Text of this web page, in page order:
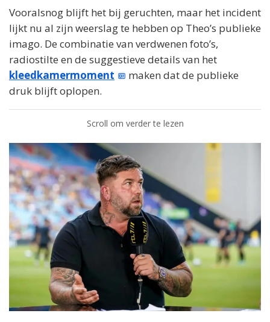
Vooralsnog blijft het bij geruchten, maar het incident
lijkt nu al zijn weerslag te hebben op Theo’s publieke
imago. De combinatie van verdwenen foto’s,
radiostilte en de suggestieve details van het
kleedkamermoment
maken dat de publieke
druk blijft oplopen.
Scroll om verder te lezen